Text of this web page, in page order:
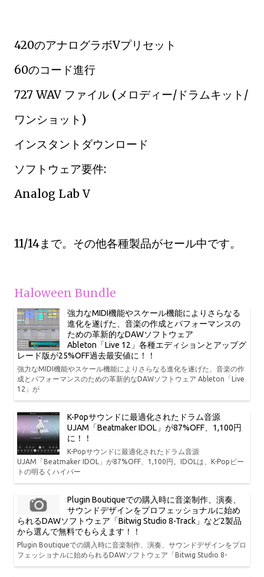
420のアナログラボVプリセット
60のコード進行
727 WAV ファイル (メロディー/ドラムキット/
ワンショット)
インスタントダウンロード
ソフトウェア要件:
Analog Lab V
11/14まで。その他各種製品がセール中です。
Haloween Bundle
強力なMIDI機能やスケール機能によりさらなる
進化を遂げた、音楽の作成とパフォーマンスの
ための革新的なDAWソフトウェア
Ableton「Live 12」各種エディションとアップグ
レード版が25%OFF過去最安値に！！
強力なMIDI機能やスケール機能によりさらなる進化を遂げた、音楽の作
成とパフォーマンスのための革新的なDAWソフトウェア Ableton「Live
12」が
K-Popサウンドに最適化されたドラム音源
UJAM「Beatmaker IDOL」が87%OFF、1,100円
に！！
K-Popサウンドに最適化されたドラム音源
UJAM「Beatmaker IDOL」が87%OFF、1,100円。IDOLは、K-Popビー
トの明るくハイパー
Plugin Boutiqueでの購入時に音楽制作、演奏、
サウンドデザインをプロフェッショナルに始め
られるDAWソフトウェア「Bitwig Studio 8-Track」など2製品
から選んで無料でもらえます！！
Plugin Boutiqueでの購入時に音楽制作、演奏、サウンドデザインをプロ
フェッショナルに始められるDAWソフトウェア「Bitwig Studio 8-